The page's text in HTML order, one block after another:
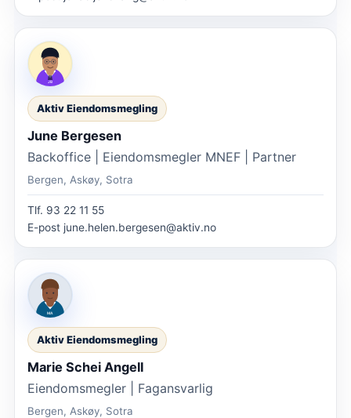
Aktiv Eiendomsmegling
June Bergesen
Backoffice | Eiendomsmegler MNEF | Partner
Bergen, Askøy, Sotra
Tlf. 93 22 11 55
E-post june.helen.bergesen@aktiv.no
Aktiv Eiendomsmegling
Marie Schei Angell
Eiendomsmegler | Fagansvarlig
Bergen, Askøy, Sotra